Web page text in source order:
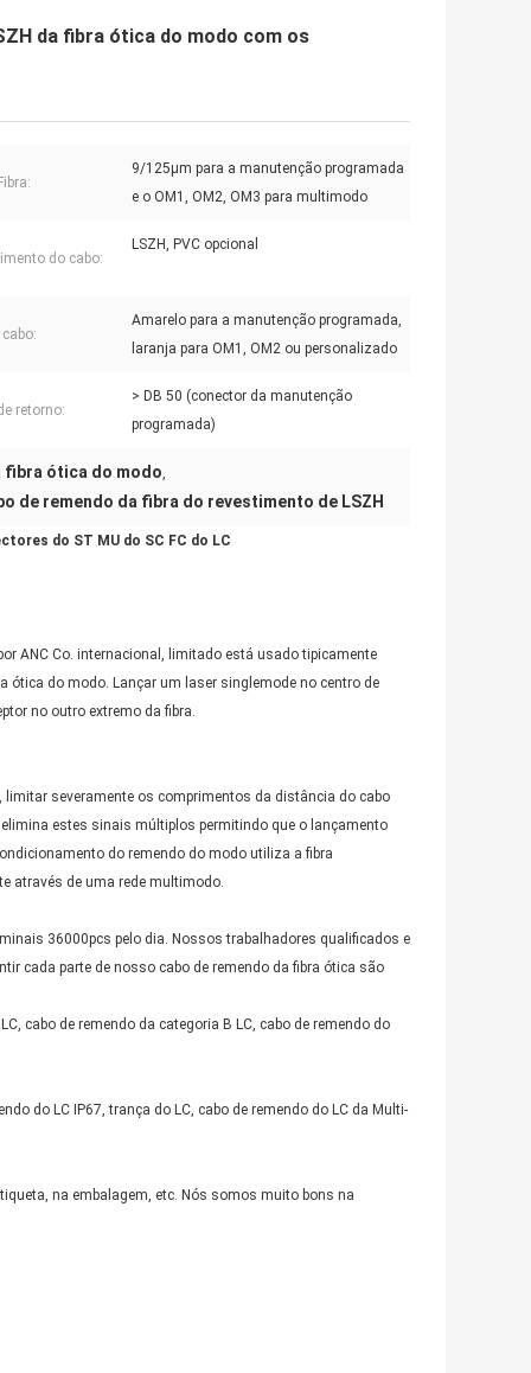
da fibra ótica do modo com os
9/125μm para a manutenção programada
e o OM1, OM2, OM3 para multimodo
do cabo:
LSZH, PVC opcional
Amarelo para a manutenção programada,
laranja para OM1, OM2 ou personalizado
retorno:
> DB 50 (conector da manutenção
programada)
fibra ótica do modo,
de remendo da fibra do revestimento de LSZH
do ST MU do SC FC do LC
ANC Co. internacional, limitado está usado tipicamente
ótica do modo. Lançar um laser singlemode no centro de
no outro extremo da fibra.
severamente os comprimentos da distância do cabo
estes sinais múltiplos permitindo que o lançamento
do remendo do modo utiliza a fibra
através de uma rede multimodo.
36000pcs pelo dia. Nossos trabalhadores qualificados e
cada parte de nosso cabo de remendo da fibra ótica são
cabo de remendo da categoria B LC, cabo de remendo do
do LC IP67, trança do LC, cabo de remendo do LC da Multi-
na embalagem, etc. Nós somos muito bons na